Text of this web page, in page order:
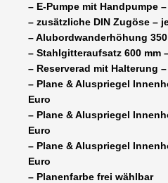
– E-Pumpe mit Handpumpe
– zusätzliche DIN Zugöse –
– Alubordwanderhöhung 350
– Stahlgitteraufsatz 600 mm
– Reserverad mit Halterung –
– Plane & Aluspriegel
Euro
– Plane & Aluspriegel
Euro
– Plane & Aluspriegel
Euro
– Planenfarbe frei wählbar